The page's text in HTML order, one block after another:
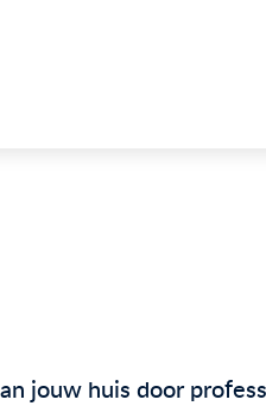
jouw huis door